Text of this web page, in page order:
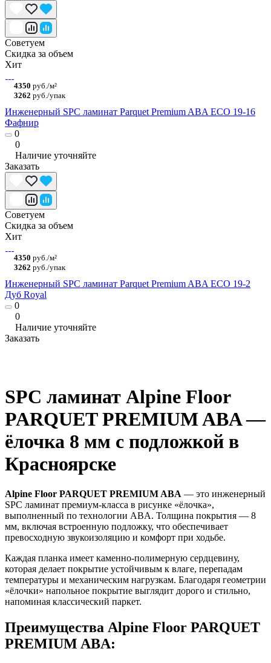
Советуем
Скидка за объем
Хит
4350 руб./м²
3262 руб./упак
Инженерный SPC ламинат Parquet Premium ABA ECO 19-16
Фафнир
0
0
Наличие уточняйте
Заказать
Советуем
Скидка за объем
Хит
4350 руб./м²
3262 руб./упак
Инженерный SPC ламинат Parquet Premium ABA ECO 19-2
Дуб Royal
0
0
Наличие уточняйте
Заказать
SPC ламинат Alpine Floor
PARQUET PREMIUM ABA —
ёлочка 8 мм с подложкой в
Красноярске
Alpine Floor PARQUET PREMIUM ABA — это инженерный
SPC ламинат премиум-класса в рисунке «ёлочка»,
выполненный по технологии ABA. Толщина покрытия — 8
мм, включая встроенную подложку, что обеспечивает
превосходную звукоизоляцию и комфорт при ходьбе.
Каждая планка имеет каменно-полимерную сердцевину,
которая делает покрытие устойчивым к влаге, перепадам
температуры и механическим нагрузкам. Благодаря геометрии
«ёлочки» напольное покрытие выглядит дорого и стильно,
напоминая классический паркет.
Преимущества Alpine Floor PARQUET
PREMIUM ABA: